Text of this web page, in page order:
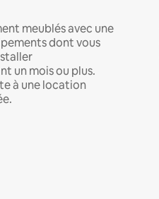
meublés avec une
dont vous
un mois ou plus.
à une location